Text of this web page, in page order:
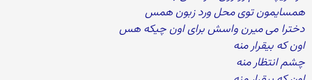
همسایمون توی محل ورد زبون همس
دخترا می میرن واسش برای اون چیکه هس
اون که بیقرار منه
چشم انتظار منه